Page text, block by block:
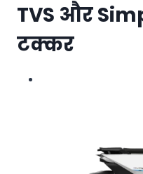
TVS और
टक्कर